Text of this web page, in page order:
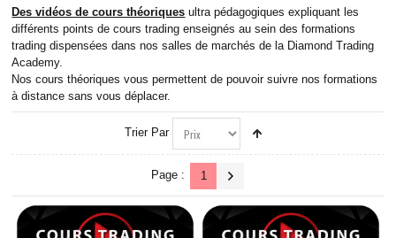
PLANNING
FORMATIONS
COURS
COURS TRADING GOLD
COURS TRADING PÉTROLE
Des vidéos de cours théoriques ultra pédagogiques expliquant les
différents points decours trading enseignés au sein desformations
trading dispensées dans nos salles de marchés de la Diamond Trading
Academy.
Nos cours théoriques vous permettent de pouvoir suivre nos formations
à distance sans vous déplacer.
Trier Par
Page : 1